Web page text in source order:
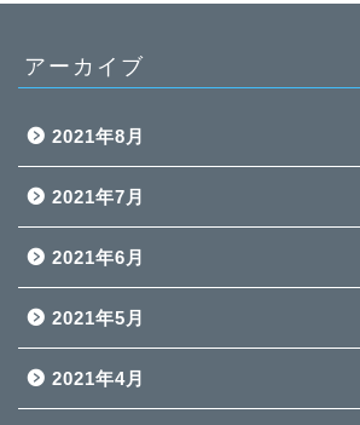
アーカイブ
2021年8月
2021年7月
2021年6月
2021年5月
2021年4月